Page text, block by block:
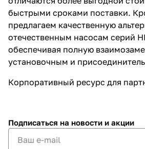
быстрыми сроками поставки.
предлагаем качественную
отечественным насосам серий
обеспечивая полную
установочным и
Корпоративный ресурс для
Подписаться на новости и акции